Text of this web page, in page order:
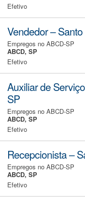
Efetivo
Vendedor –
Empregos no ABCD-SP
ABCD, SP
Efetivo
Auxiliar de
SP
Empregos no ABCD-SP
ABCD, SP
Efetivo
Recepcionista –
Empregos no ABCD-SP
ABCD, SP
Efetivo